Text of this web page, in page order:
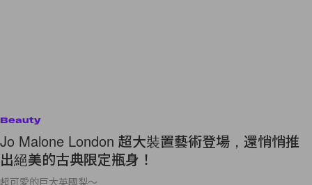
Beauty
Jo Malone London 超大裝置藝術登場，還悄悄推
出絕美的古典限定瓶身！
超可愛的巨大英國梨～